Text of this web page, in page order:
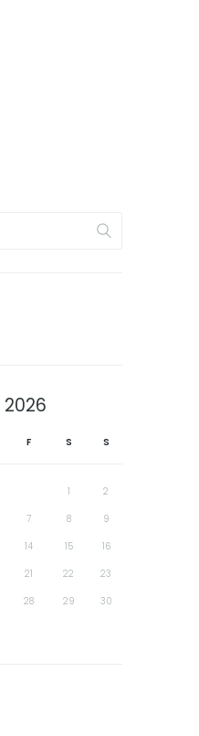
2026
F S S
1 2
7 8 9
14 15 16
21 22 23
28 29 30